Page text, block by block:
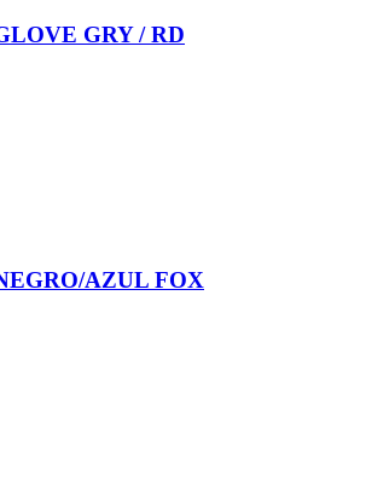
GRY / RD
AZUL FOX